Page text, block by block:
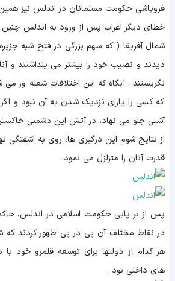
فروپاشی ‏حكومت مسلمانان در اندلس نيز
خطای ديگر اعراب پس از ورود به اندلس چنين
شمال آفريقا ( كه سهم بزرگى در فتح شبه
ديدند و نصيب خود را بيشتر می پنداشتند و
نگريستند . آنگاه كه اين اختلافات شعله ور
كه كسى را ياراى نزديك شدن به آن نبود و
آشتى جلو مى‏ نهاد، در آتش اين دشمنى
از نتايج شوم اين درگيرى ها، روی به آشفتگی
قدرت آنان را متزلزل می نمود.
پس از بر پايى حكومت اسلامى در اندلس،
هر كدام از دولت‏ها براى توسعه قلمرو خود
های داخلی بود .